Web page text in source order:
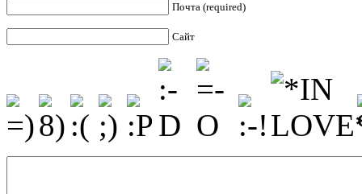
Почта (required)
Сайт